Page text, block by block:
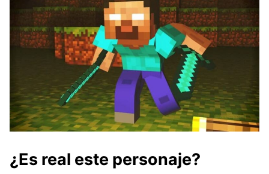
¿Es real este personaje?